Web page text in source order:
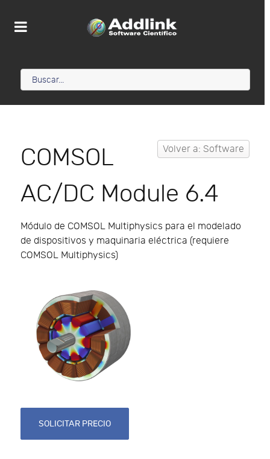
Volver a: Software
COMSOL
AC/DC Module 6.4
Módulo de COMSOL Multiphysics para el modelado
de dispositivos y maquinaria eléctrica (requiere
COMSOL Multiphysics)
SOLICITAR PRECIO